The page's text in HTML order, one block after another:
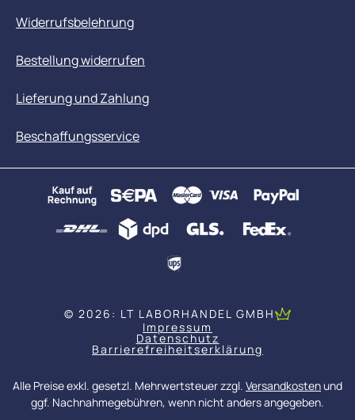
Widerrufsbelehrung
Bestellung widerrufen
Lieferung und Zahlung
Beschaffungsservice
© 2026: LT LABORHANDEL GMBH
Impressum
Datenschutz
Barrierefreiheitserklärung
Alle Preise exkl. gesetzl. Mehrwertsteuer zzgl. Versandkostenund
ggf. Nachnahmegebühren, wenn nicht anders angegeben.